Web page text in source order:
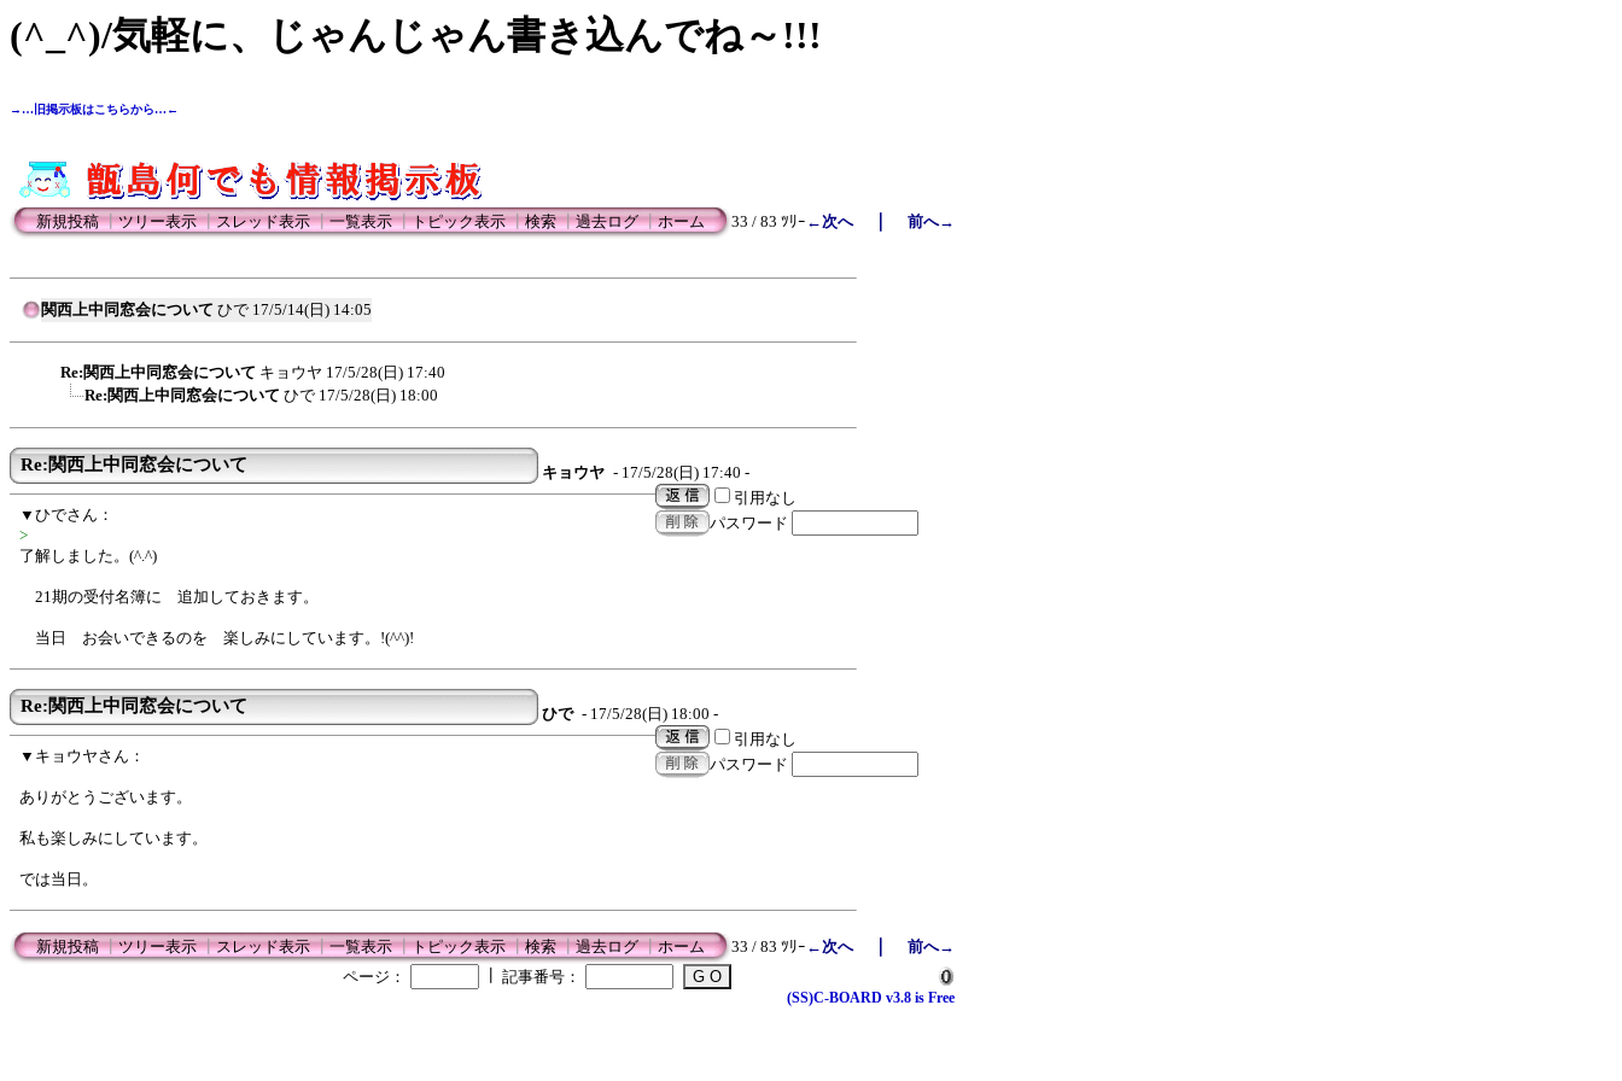
(^_^)/気軽に、じゃんじゃん書き込んでね～!!!
→…旧掲示板はこちらから…←
新規投稿┃ツリー表示┃スレッド表示┃一覧表示┃トピック表示┃検索┃過去ログ┃ホーム 33 / 83 ﾂﾘｰ ←次へ｜ 前へ→
関西上中同窓会について ひで 17/5/14(日) 14:05
Re:関西上中同窓会について キョウヤ 17/5/28(日) 17:40
Re:関西上中同窓会について ひで 17/5/28(日) 18:00
Re:関西上中同窓会について キョウヤ - 17/5/28(日) 17:40 -
引用なし
パスワード
▼ひでさん：
>
了解しました。(^.^)
21期の受付名簿に 追加しておきます。
当日 お会いできるのを 楽しみにしています。!(^^)!
Re:関西上中同窓会について ひで - 17/5/28(日) 18:00 -
引用なし
パスワード
▼キョウヤさん：
ありがとうございます。
私も楽しみにしています。
では当日。
新規投稿┃ツリー表示┃スレッド表示┃一覧表示┃トピック表示┃検索┃過去ログ┃ホーム 33 / 83 ﾂﾘｰ ←次へ｜ 前へ→
ページ：
記事番号：
(SS)C-BOARD v3.8 is Free